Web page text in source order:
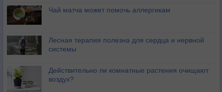
Чай матча может помочь аллергикам
Лесная терапия полезна для сердца и нервной
системы
Действительно ли комнатные растения очищают
воздух?